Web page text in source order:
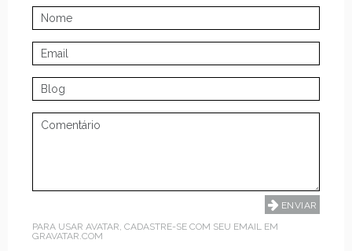
PARA USAR AVATAR, CADASTRE-SE COM SEU EMAIL EM
GRAVATAR.COM